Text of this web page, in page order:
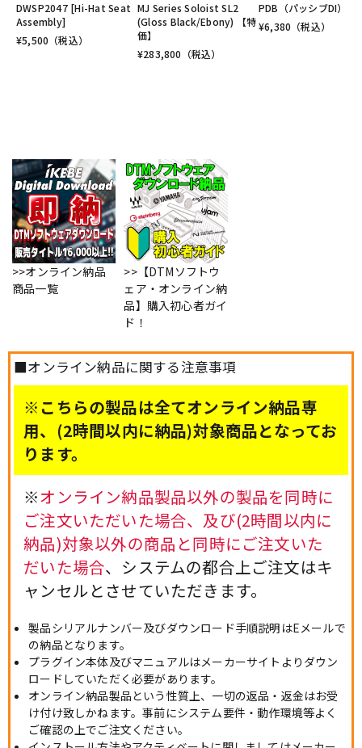
DWSP2047 [Hi-Hat Seat
Assembly]
¥5,500 （税込）
MJ Series Soloist SL2
(Gloss Black/Ebony) 【特
価】
¥283,800 （税込）
PDB（パッシブDI）
¥6,380 （税込）
>>オンライン納品
商品一覧
>>【DTMソフトウ
ェア・オンライン納
品】購入初心者ガイ
ド！
■オンライン納品に関する注意事項
※こちらの製品は全てオンライン納品専
用、(2時間以内に納品)対象商品となってお
ります。
※オンライン納品製品以外の製品を同時に
ご注文いただいた場合、及び(2時間以内に
納品)対象以外の商品と同時にご注文いた
だいた場合、システムの都合上ご注文はキ
ャンセルとさせていただきます。
製品シリアルナンバー及びダウンロード手順説明はEメールで
の納品となります。
プラグイン本体及びマニュアルはメーカーサイトよりダウン
ロードしていただく必要があります。
オンライン納品製品という性質上、一切の返品・返金はお受
け付け致しかねます。事前にシステム要件・動作環境等よく
ご確認の上でご注文ください。